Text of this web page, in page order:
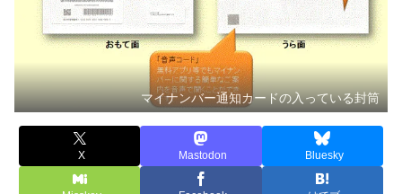
マイナンバー通知カードの入っている封筒
X Mastodon Bluesky